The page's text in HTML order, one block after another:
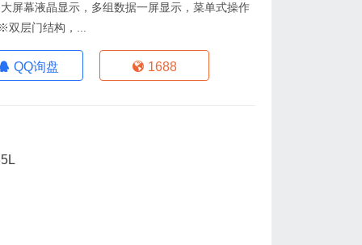
屏幕液晶显示，多组数据一屏显示，菜单式操作
层门结构，...
QQ询盘 1688